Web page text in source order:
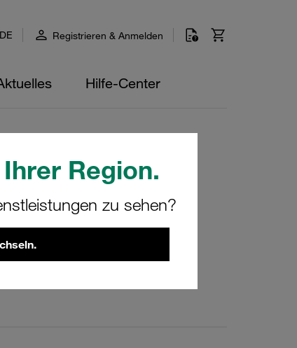
Region.
zu sehen?
DE Registrieren & Anmelden
Hilfe-Center
Glasfaservlies 20µm